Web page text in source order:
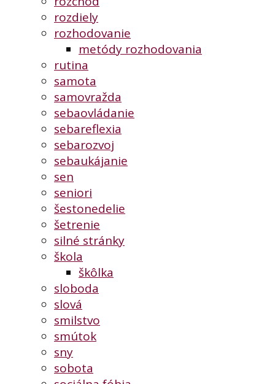
rozdiely
rozhodovanie
metódy rozhodovania
rutina
samota
samovražda
sebaovládanie
sebareflexia
sebarozvoj
sebaukájanie
sen
seniori
šestonedelie
šetrenie
silné stránky
škola
škôlka
sloboda
slová
smilstvo
smútok
sny
sobota